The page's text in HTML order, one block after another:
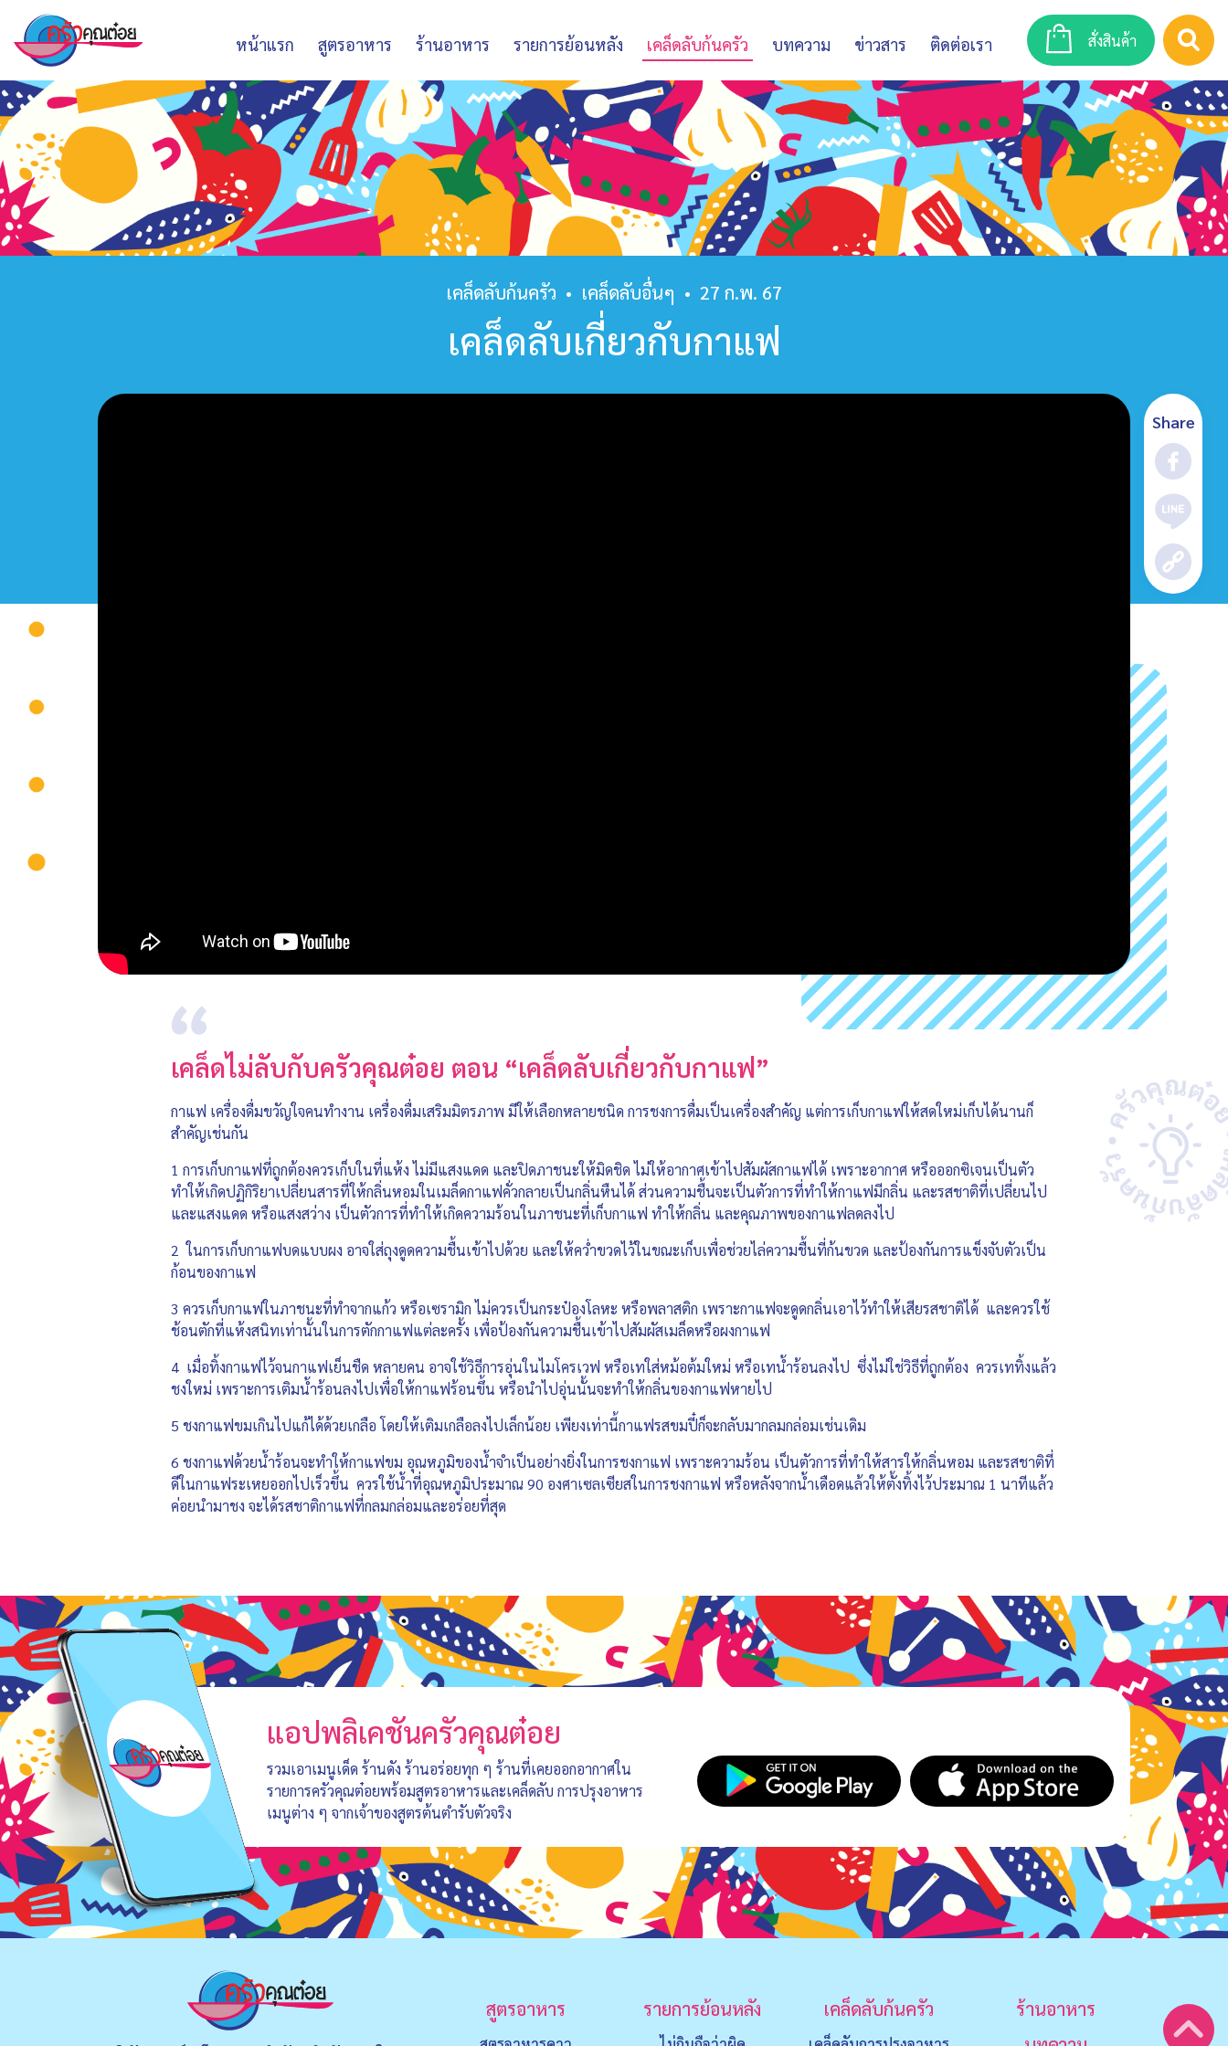
หน้าแรก สูตรอาหาร ร้านอาหาร รายการย้อนหลัง เคล็ดลับก้นครัว บทความ ข่าวสาร ติดต่อเรา สั่งสินค้า
เคล็ดลับก้นครัว • เคล็ดลับอื่นๆ • 27 ก.พ. 67
เคล็ดลับเกี่ยวกับกาแฟ
Share
เคล็ดไม่ลับกับครัวคุณต๋อย ตอน “เคล็ดลับเกี่ยวกับกาแฟ”
กาแฟ เครื่องดื่มขวัญใจคนทำงาน เครื่องดื่มเสริมมิตรภาพ มีให้เลือกหลายชนิด การชงการดื่มเป็นเครื่องสำคัญ แต่การเก็บกาแฟให้สดใหม่เก็บได้นานก็
สำคัญเช่นกัน
1 การเก็บกาแฟที่ถูกต้องควรเก็บในที่แห้ง ไม่มีแสงแดด และปิดภาชนะให้มิดชิด ไม่ให้อากาศเข้าไปสัมผัสกาแฟได้ เพราะอากาศ หรือออกซิเจนเป็นตัว
ทำให้เกิดปฏิกิริยาเปลี่ยนสารที่ให้กลิ่นหอมในเมล็ดกาแฟคั่วกลายเป็นกลิ่นหืนได้ ส่วนความชื้นจะเป็นตัวการที่ทำให้กาแฟมีกลิ่น และรสชาติที่เปลี่ยนไป
และแสงแดด หรือแสงสว่าง เป็นตัวการที่ทำให้เกิดความร้อนในภาชนะที่เก็บกาแฟ ทำให้กลิ่น และคุณภาพของกาแฟลดลงไป
2 ในการเก็บกาแฟบดแบบผง อาจใส่ถุงดูดความชื้นเข้าไปด้วย และให้คว่ำขวดไว้ในขณะเก็บเพื่อช่วยไล่ความชื้นที่ก้นขวด และป้องกันการแข็งจับตัวเป็น
ก้อนของกาแฟ
3 ควรเก็บกาแฟในภาชนะที่ทำจากแก้ว หรือเซรามิก ไม่ควรเป็นกระป๋องโลหะ หรือพลาสติก เพราะกาแฟจะดูดกลิ่นเอาไว้ทำให้เสียรสชาติได้ และควรใช้
ช้อนตักที่แห้งสนิทเท่านั้นในการตักกาแฟแต่ละครั้ง เพื่อป้องกันความชื้นเข้าไปสัมผัสเมล็ดหรือผงกาแฟ
4 เมื่อทิ้งกาแฟไว้จนกาแฟเย็นชืด หลายคน อาจใช้วิธีการอุ่นในไมโครเวฟ หรือเทใส่หม้อต้มใหม่ หรือเทน้ำร้อนลงไป ซึ่งไม่ใช่วิธีที่ถูกต้อง ควรเททิ้งแล้ว
ชงใหม่ เพราะการเติมน้ำร้อนลงไปเพื่อให้กาแฟร้อนขึ้น หรือนำไปอุ่นนั้นจะทำให้กลิ่นของกาแฟหายไป
5 ชงกาแฟขมเกินไปแก้ได้ด้วยเกลือ โดยให้เติมเกลือลงไปเล็กน้อย เพียงเท่านี้กาแฟรสขมปี๋ก็จะกลับมากลมกล่อมเช่นเดิม
6 ชงกาแฟด้วยน้ำร้อนจะทำให้กาแฟขม อุณหภูมิของน้ำจำเป็นอย่างยิ่งในการชงกาแฟ เพราะความร้อน เป็นตัวการที่ทำให้สารให้กลิ่นหอม และรสชาติที่
ดีในกาแฟระเหยออกไปเร็วขึ้น ควรใช้น้ำที่อุณหภูมิประมาณ 90 องศาเซลเซียสในการชงกาแฟ หรือหลังจากน้ำเดือดแล้วให้ตั้งทิ้งไว้ประมาณ 1 นาทีแล้ว
ค่อยนำมาชง จะได้รสชาติกาแฟที่กลมกล่อมและอร่อยที่สุด
แอปพลิเคชันครัวคุณต๋อย
รวมเอาเมนูเด็ด ร้านดัง ร้านอร่อยทุก ๆ ร้านที่เคยออกอากาศใน
รายการครัวคุณต๋อยพร้อมสูตรอาหารและเคล็ดลับ การปรุงอาหาร
เมนูต่าง ๆ จากเจ้าของสูตรต้นตำรับตัวจริง
สูตรอาหาร รายการย้อนหลัง เคล็ดลับก้นครัว
ร้านอาหาร